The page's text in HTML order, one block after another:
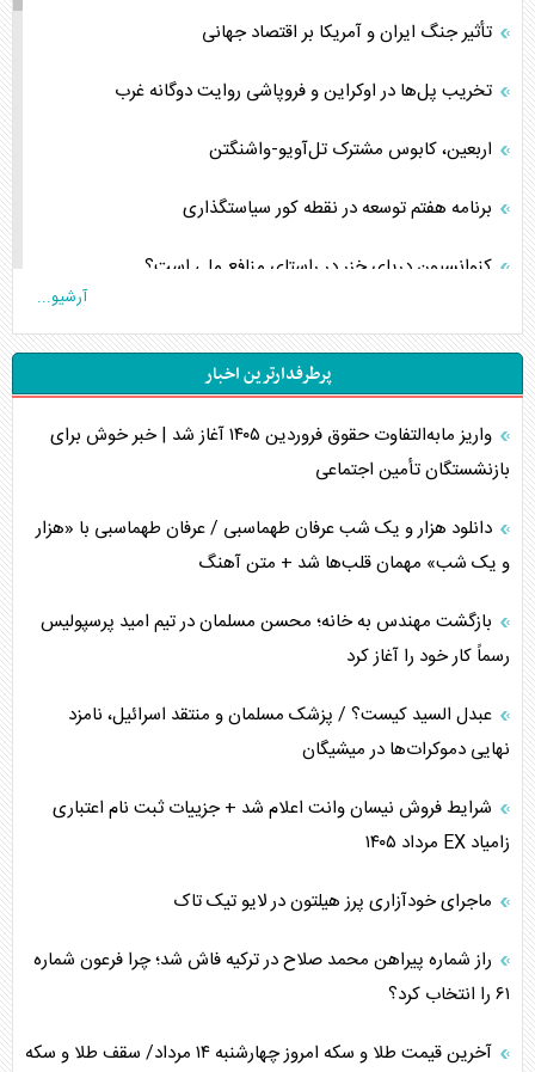
تأثیر جنگ ایران و آمریکا بر اقتصاد جهانی
تخریب پل‌ها در اوکراین و فروپاشی روایت دوگانه غرب
اربعین، کابوس مشترک تل‌آویو-واشنگتن
برنامه هفتم توسعه در نقطه کور سیاستگذاری
کنوانسیون دریای خزر در راستای منافع ملی است؟
اوکراین بازوی مخرب آمریکا در غرب آسیا
اهمیت راهبردی اردن برای آمریکا
پیام، ظرفیت بالفعل‌نشده تجارت ایران
ترامپ و توهم خلع سلاح حماس
چرا کویت به دنبال شریک امنیتی جدید است؟
اعتراف غرب به قدرت ایران در تثبیت معادلات
خطای راهبردی ترامپ مقابل برزیل
متن و حاشیه سفر نتانیاهو به آمریکا
نقش راهبردی ایران در دیپلماسی غذایی جهان
فضای مجازی، چالش تربیتی خانواده‌ها
پیامدهای خطرناک حمله اوکراین به کشتی ایرانی
آرشیو...
پرطرفدارترین اخبار
واریز مابه‌التفاوت حقوق فروردین ۱۴۰۵ آغاز شد | خبر خوش برای
بازنشستگان تأمین اجتماعی
دانلود هزار و یک شب عرفان طهماسبی / عرفان طهماسبی با «هزار
و یک شب» مهمان قلب‌ها شد + متن آهنگ
بازگشت مهندس به خانه؛ محسن مسلمان در تیم امید پرسپولیس
رسماً کار خود را آغاز کرد
عبدل السید کیست؟ / پزشک مسلمان و منتقد اسرائیل، نامزد
نهایی دموکرات‌ها در میشیگان
شرایط فروش نیسان وانت اعلام شد + جزییات ثبت نام اعتباری
زامیاد EX مرداد ۱۴۰۵
ماجرای خودآزاری پرز هیلتون در لایو تیک تاک
راز شماره پیراهن محمد صلاح در ترکیه فاش شد؛ چرا فرعون شماره
۶۱ را انتخاب کرد؟
آخرین قیمت طلا و سکه امروز چهارشنبه ۱۴ مرداد/ سقف طلا و سکه